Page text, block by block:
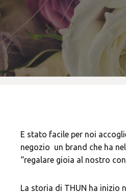
E stato facile per noi
negozio un brand che ha
“regalare gioia al nostro
La storia di THUN ha inizio